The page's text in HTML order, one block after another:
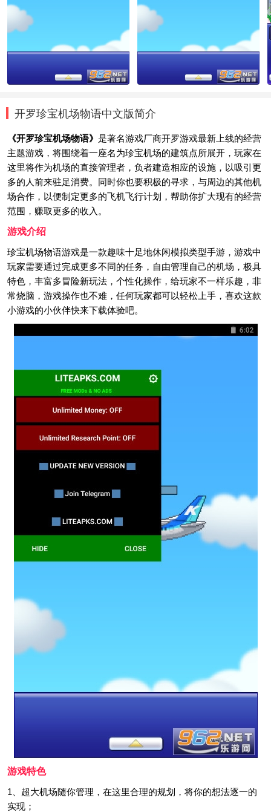
开罗珍宝机场物语中文版简介
《开罗珍宝机场物语》 是著名游戏厂商开罗游戏最新上线的经营
主题游戏，将围绕着一座名为珍宝机场的建筑点所展开，玩家在
这里将作为机场的直接管理者，负者建造相应的设施，以吸引更
多的人前来驻足消费。同时你也要积极的寻求，与周边的其他机
场合作，以便制定更多的飞机飞行计划，帮助你扩大现有的经营
范围，赚取更多的收入。
游戏介绍
珍宝机场物语游戏是一款趣味十足地休闲模拟类型手游，游戏中
玩家需要通过完成更多不同的任务，自由管理自己的机场，极具
特色，丰富多冒险新玩法，个性化操作，给玩家不一样乐趣，非
常烧脑，游戏操作也不难，任何玩家都可以轻松上手，喜欢这款
小游戏的小伙伴快来下载体验吧。
游戏特色
1、超大机场随你管理，在这里合理的规划，将你的想法逐一的
实现；